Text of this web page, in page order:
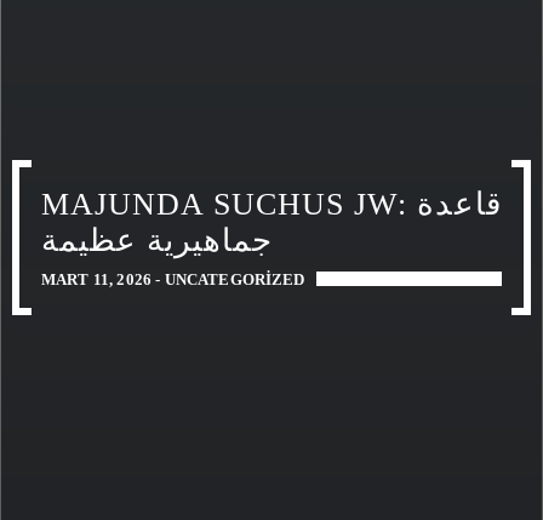
MAJUNDA SUCHUS JW: قاعدة
جماهيرية عظيمة
MART 11, 2026 - UNCATEGORIZED